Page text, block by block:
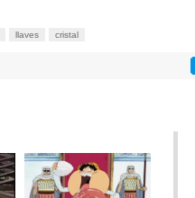
llaves cristal